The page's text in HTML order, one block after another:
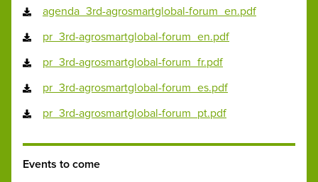
agenda_3rd-agrosmartglobal-forum_en.pdf
pr_3rd-agrosmartglobal-forum_en.pdf
pr_3rd-agrosmartglobal-forum_fr.pdf
pr_3rd-agrosmartglobal-forum_es.pdf
pr_3rd-agrosmartglobal-forum_pt.pdf
Events to come